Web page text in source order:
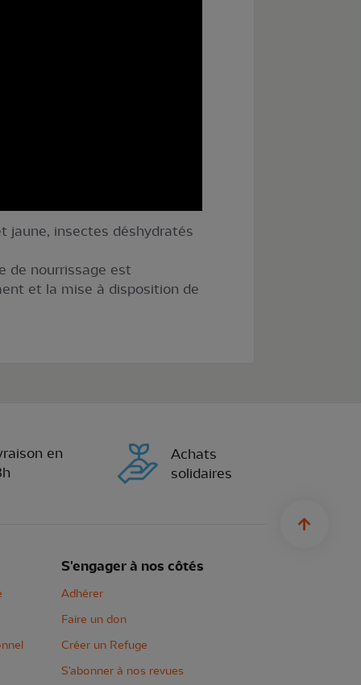
jaune, insectes déshydratés
de nourrissage est
et la mise à disposition de
en
Achats
solidaires
S'engager à nos côtés
Adhérer
Faire un don
Créer un Refuge
S'abonner à nos revues